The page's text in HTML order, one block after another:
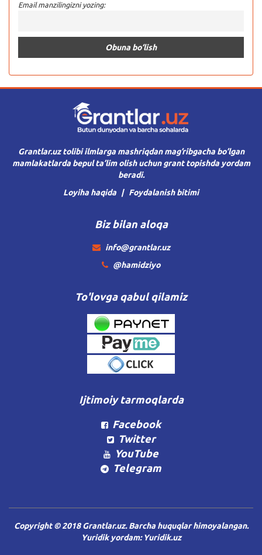
Email manzilingizni yozing:
Grantlar.uz tolibi ilmlarga mashriqdan mag’ribgacha bo’lgan
mamlakatlarda bepul ta’lim olish uchun grant topishda yordam
beradi.
Loyiha haqida
Foydalanish bitimi
Biz bilan aloqa
info@grantlar.uz
@hamidziyo
To'lovga qabul qilamiz
Ijtimoiy tarmoqlarda
Facebook
Twitter
YouTube
Telegram
Copyright © 2018 Grantlar.uz. Barcha huquqlar himoyalangan.
Yuridik yordam:Yuridik.uz